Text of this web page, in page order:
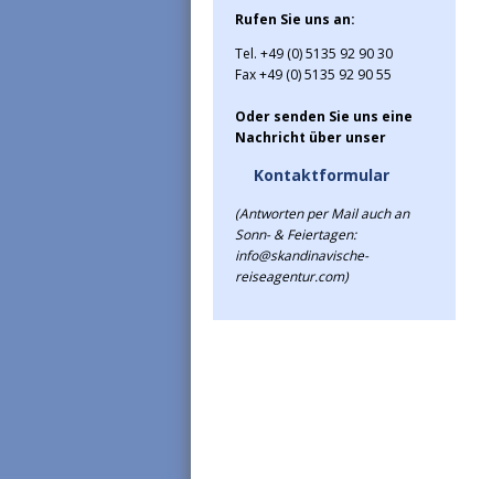
Rufen Sie uns an:
Tel. +49 (0) 5135 92 90 30
Fax +49 (0) 5135 92 90 55
Oder senden Sie uns eine
Nachricht über unser
Kontaktformular
(Antworten per Mail auch an
Sonn- & Feiertagen:
info@skandinavische-
reiseagentur.com)